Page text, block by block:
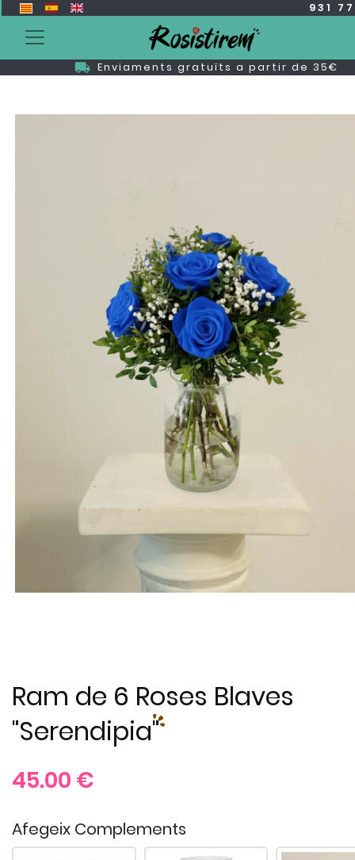
931
Enviaments gratuïts a partir de 35€
Ram de 6 Roses Blaves
"Serendipia"
45.00 €
Afegeix Complements